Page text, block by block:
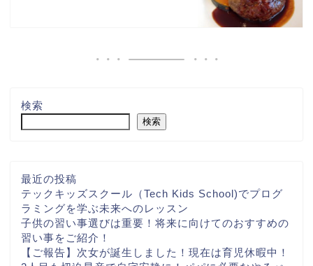
検索
検索
最近の投稿
テックキッズスクール（Tech Kids School)でプログ
ラミングを学ぶ未来へのレッスン
子供の習い事選びは重要！将来に向けてのおすすめの
習い事をご紹介！
【ご報告】次女が誕生しました！現在は育児休暇中！